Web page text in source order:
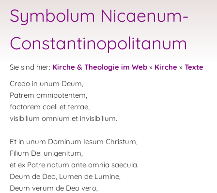
Symbolum Nicaenum-
Constantinopolitanum
Sie sind hier: Kirche & Theologie im Web » Kirche » Texte
Credo in unum Deum,
Patrem omnipotentem,
factorem caeli et terrae,
visibilium omnium et invisibilium.
Et in unum Dominum Iesum Christum,
Filium Dei unigenitum,
et ex Patre natum ante omnia saecula.
Deum de Deo, Lumen de Lumine,
Deum verum de Deo vero,